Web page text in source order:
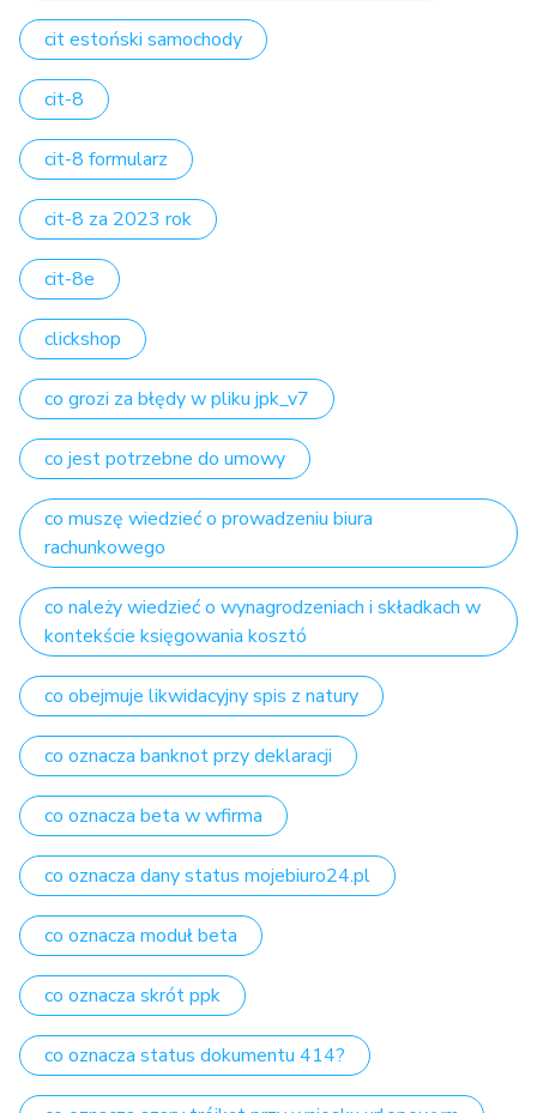
cit estoński samochody
cit-8
cit-8 formularz
cit-8 za 2023 rok
cit-8e
clickshop
co grozi za błędy w pliku jpk_v7
co jest potrzebne do umowy
co muszę wiedzieć o prowadzeniu biura
rachunkowego
co należy wiedzieć o wynagrodzeniach i składkach w
kontekście księgowania kosztó
co obejmuje likwidacyjny spis z natury
co oznacza banknot przy deklaracji
co oznacza beta w wfirma
co oznacza dany status mojebiuro24.pl
co oznacza moduł beta
co oznacza skrót ppk
co oznacza status dokumentu 414?